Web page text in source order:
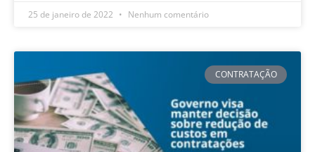
25 de janeiro de 2022 Nenhum comentário
CONTRATAÇÃO